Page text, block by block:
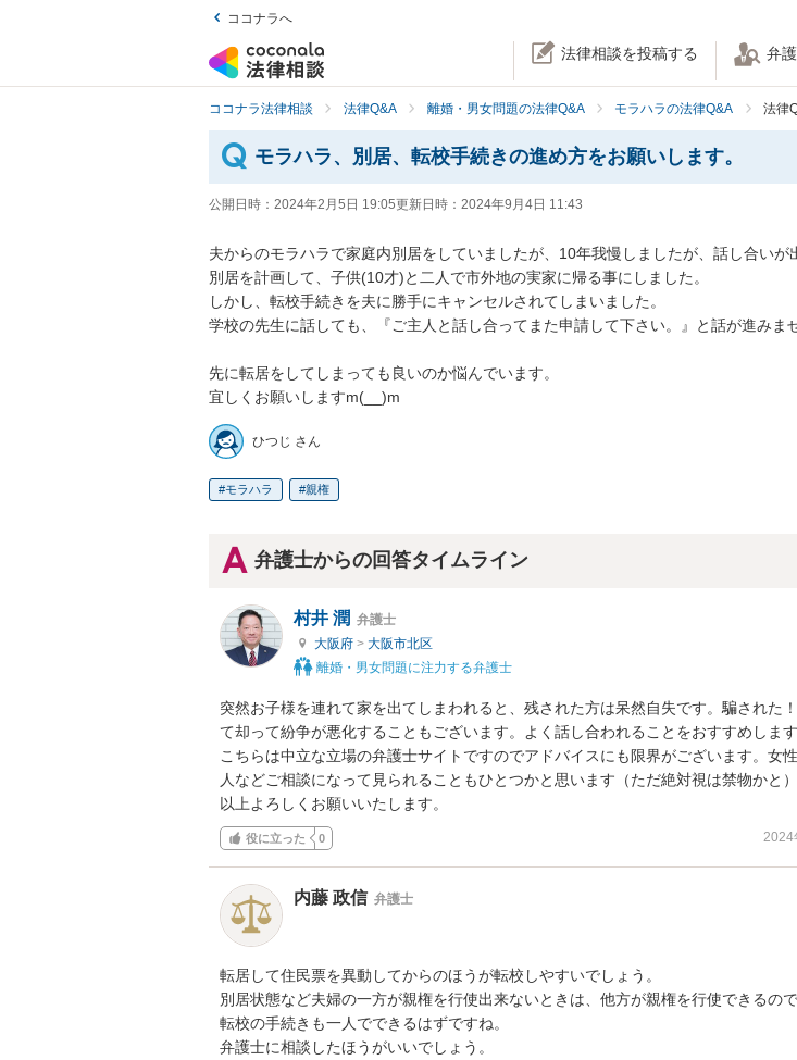
ココナラへ
法律相談を投稿する 弁
ココナラ法律相談 法律Q&A 離婚・男女問題の法律Q&A モラハラの法律Q&A 法律
モラハラ、別居、転校手続きの進め方をお願いします。
公開日時： 2024年2月5日 19:05更新日時： 2024年9月4日 11:43
夫からのモラハラで家庭内別居をしていましたが、10年我慢しましたが、話し合いが
別居を計画して、子供(10才)と二人で市外地の実家に帰る事にしました。
しかし、転校手続きを夫に勝手にキャンセルされてしまいました。
学校の先生に話しても、『ご主人と話し合ってまた申請して下さい。』と話が進みま
先に転居をしてしまっても良いのか悩んでいます。
宜しくお願いしますm(__)m
ひつじ さん
モラハラ 親権
弁護士からの回答タイムライン
村井 潤 弁護士
大阪府 > 大阪市北区
離婚・男女問題に注力する弁護士
突然お子様を連れて家を出てしまわれると、残された方は呆然自失です。騙された
て却って紛争が悪化することもございます。よく話し合われることをおすすめします
こちらは中立な立場の弁護士サイトですのでアドバイスにも限界がございます。女
人などご相談になって見られることもひとつかと思います（ただ絶対視は禁物かと）
以上よろしくお願いいたします。
役に立った 0 2024
内藤 政信 弁護士
転居して住民票を異動してからのほうが転校しやすいでしょう。
別居状態など夫婦の一方が親権を行使出来ないときは、他方が親権を行使できるので
転校の手続きも一人でできるはずですね。
弁護士に相談したほうがいいでしょう。